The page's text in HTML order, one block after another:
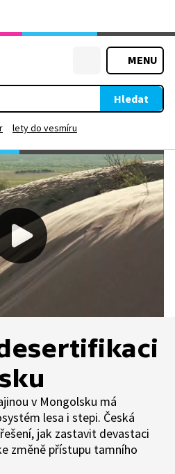
MENU
Hledat
lety do vesmíru
v Mongolsku má
lesa i stepi. Česká
jak zastavit devastaci
změně přístupu tamního